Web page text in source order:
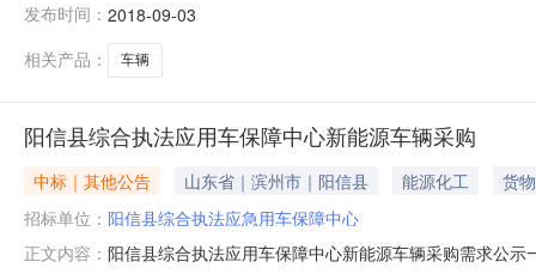
址详见公告正文采购单位联系方式详见公告正文代理机
中心新能源车辆采购磋商公告一、采购
发布时间： 2018-09-03
相关产品：
车辆
阳信县综合执法应用车保障中心新能源车辆采购
中标｜其他公告 山东省｜滨州市｜阳信县 能源化工
货物
招标单位： 阳信县综合执法应急用车保障中心
正文内容： 阳信县综合执法应用车保障中心新能源车辆采购需求公